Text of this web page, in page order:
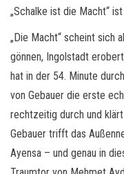
„Schalke ist die Macht“
„Die Macht“ scheint sich
gönnen, Ingolstadt
hat in der 54. Minute
von Gebauer die erste
rechtzeitig durch und
Gebauer trifft das
Ayensa – und genau in